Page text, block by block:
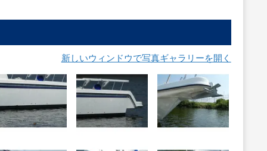
新しいウィンドウで写真ギャラリーを開く